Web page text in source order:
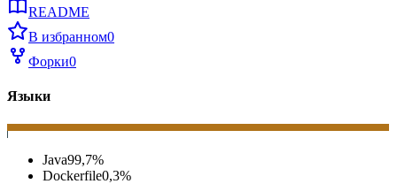
README
В избранном0
Форки0
Языки
Java99,7%
Dockerfile0,3%